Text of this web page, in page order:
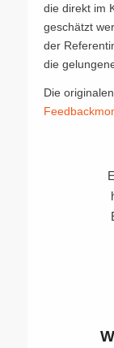
die direkt im
geschätzt
der
die
Die